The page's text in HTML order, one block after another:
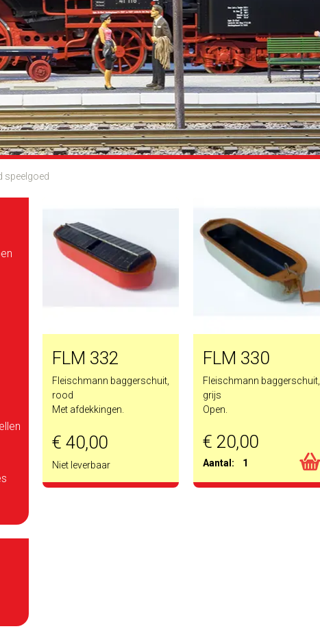
speelgoed
FLM 332
Fleischmann baggerschuit,
rood
Met afdekkingen.
€ 40,00
Niet leverbaar
FLM 330
Fleischmann baggerschuit,
grijs
Open.
€ 20,00
Aantal: 1